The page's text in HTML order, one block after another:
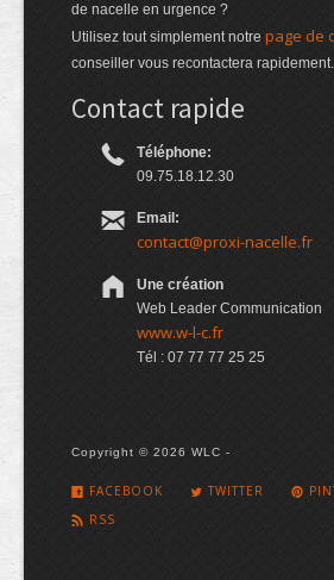
de nacelle en urgence ?
Utilisez tout simplement notre page de
conseiller vous recontactera rapidement.
Contact rapide
Téléphone:
09.75.18.12.30
Email:
contact@proxi-nacelle.fr
Une création
Web Leader Communication
www.w-l-c.fr
Tél : 07 77 77 25 25
Copyright © 2026 WLC -
FACEBOOK TWITTER
RSS